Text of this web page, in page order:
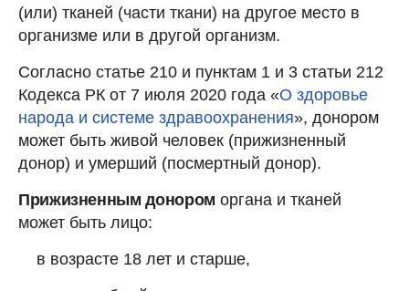
(или) тканей (части ткани) на другое место в
организме или в другой организм.
Согласно статье 210 и пунктам 1 и 3 статьи 212
Кодекса РК от 7 июля 2020 года «О здоровье
народа и системе здравоохранения», донором
может быть живой человек (прижизненный
донор) и умерший (посмертный донор).
Прижизненным донором органа и тканей
может быть лицо:
в возрасте 18 лет и старше,